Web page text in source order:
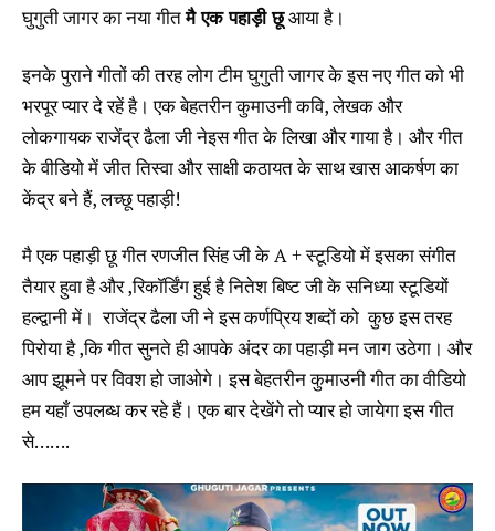
घुगुती जागर का नया गीतमै एक पहाड़ी छूआया है।
इनके पुराने गीतों की तरह लोग टीम घुगुती जागर के इस नए गीत को भी
भरपूर प्यार दे रहें है। एक बेहतरीन कुमाउनी कवि, लेखक और
लोकगायक राजेंद्र ढैला जी नेइस गीत के लिखा और गाया है। और गीत
के वीडियो में जीत तिस्वा और साक्षी कठायत के साथ खास आकर्षण का
केंद्र बने हैं, लच्छू पहाड़ी!
मै एक पहाड़ी छू गीत रणजीत सिंह जी के A + स्टूडियो में इसका संगीत
तैयार हुवा है और ,रिकॉर्डिंग हुई है नितेश बिष्ट जी के सनिध्या स्टूडियों
हल्द्वानी में। राजेंद्र ढैला जी ने इस कर्णप्रिय शब्दों को कुछ इस तरह
पिरोया है ,कि गीत सुनते ही आपके अंदर का पहाड़ी मन जाग उठेगा। और
आप झूमने पर विवश हो जाओगे। इस बेहतरीन कुमाउनी गीत का वीडियो
हम यहाँ उपलब्ध कर रहे हैं। एक बार देखेंगे तो प्यार हो जायेगा इस गीत
से…….